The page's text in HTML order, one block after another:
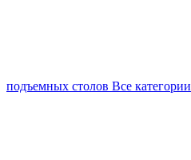
подъемных столов Все категории